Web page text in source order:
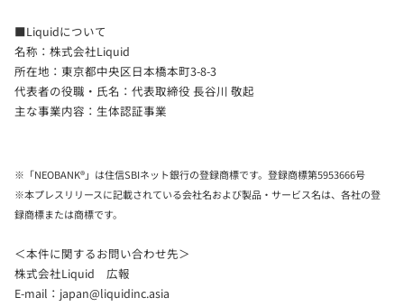
■Liquidについて
名称：株式会社Liquid
所在地：東京都中央区日本橋本町3-8-3
代表者の役職・氏名：代表取締役 長谷川 敬起
主な事業内容：生体認証事業
※「NEOBANK®」は住信SBIネット銀行の登録商標です。登録商標第5953666号
※本プレスリリースに記載されている会社名および製品・サービス名は、各社の登
録商標または商標です。
＜本件に関するお問い合わせ先＞
株式会社Liquid 広報
E-mail： japan@liquidinc.asia